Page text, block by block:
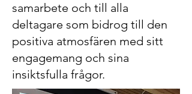
samarbete och till alla
deltagare som bidrog till den
positiva atmosfären med sitt
engagemang och sina
insiktsfulla frågor.